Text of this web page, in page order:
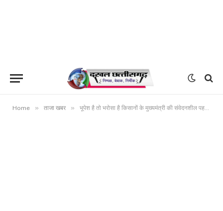
Home » ताजा खबर » भूपेश है तो भरोसा है किसानों के मुख्यमंत्री की संवेदनशील पहल, रामरतन को अगले दिन ही मिली धान की राशि